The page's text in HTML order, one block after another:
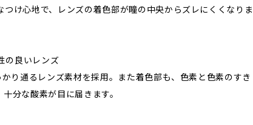
つけ心地で、レンズの着色部が瞳の中央からズレにくくなりま
の良いレンズ
り通るレンズ素材を採用。また着色部も、色素と色素のすき
十分な酸素が目に届きます。